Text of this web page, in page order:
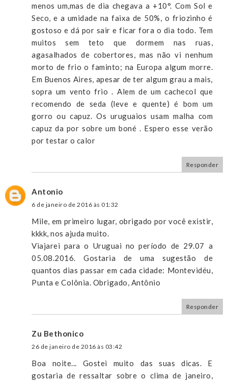
menos um,mas de dia chegava a +10°. Com Sol e
Seco, e a umidade na faixa de 50%, o friozinho é
gostoso e dá por sair e ficar fora o dia todo. Tem
muitos sem teto que dormem nas ruas,
agasalhados de cobertores, mas não vi nenhum
morto de frio o faminto; na Europa algum morre.
Em Buenos Aires, apesar de ter algum grau a mais,
sopra um vento frio . Alem de um cachecol que
recomendo de seda (leve e quente) é bom um
gorro ou capuz. Os uruguaios usam malha com
capuz da por sobre um boné . Espero esse verão
por testar o calor
Responder
Antonio
6 de janeiro de 2016 às 01:32
Mile, em primeiro lugar, obrigado por você existir,
kkkk, nos ajuda muito.
Viajarei para o Uruguai no período de 29.07 a
05.08.2016. Gostaria de uma sugestão de
quantos dias passar em cada cidade: Montevidéu,
Punta e Colônia. Obrigado, Antônio
Responder
Zu Bethonico
26 de janeiro de 2016 às 03:42
Boa noite... Gostei muito das suas dicas. E
gostaria de ressaltar sobre o clima de janeiro,